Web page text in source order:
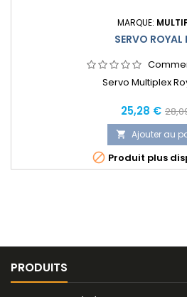
MARQUE:
SERVO ROYAL
Servo Multiplex
Prix
25,28 € Prix
 Ajouter au
 Produit plus
PRODUITS